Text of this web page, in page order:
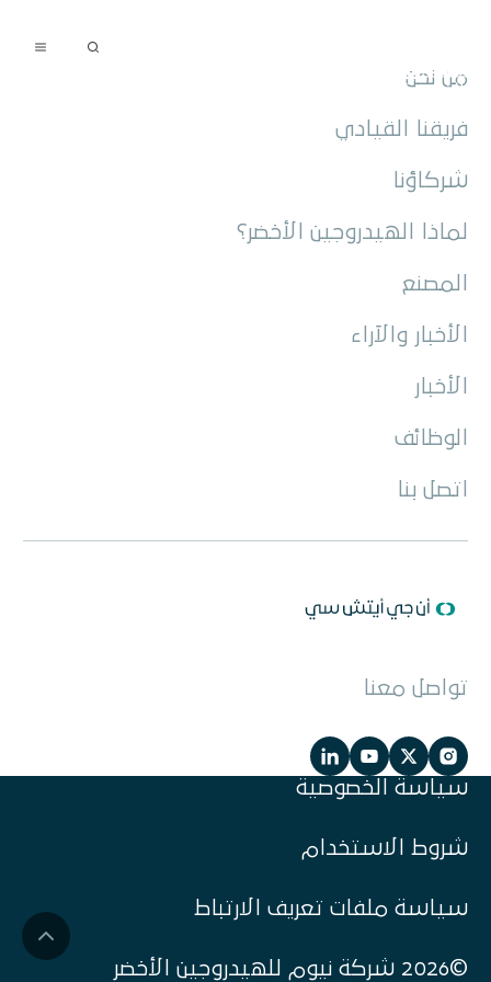
من نحن
فريقنا القيادي
شركاؤنا
لماذا الهيدروجين الأخضر؟
المصنع
الأخبار والآراء
الأخبار
الوظائف
اتصل بنا
تواصل معنا
سياسة الخصوصية
شروط الاستخدام
سياسة ملفات تعريف الارتباط
©2026 شركة نيوم للهيدروجين الأخضر